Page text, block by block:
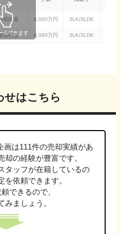
桜街道 6,000 万円 3LK/3LDK
桜街道 6,000 万円 3LK/3LDK
せはこちら
画は111件の売却実績があ
却の経験が豊富です。
タッフが在籍しているの
を依頼できます。
できるので、
みましょう。